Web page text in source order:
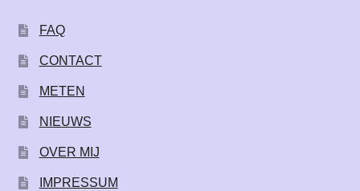
FAQ
CONTACT
METEN
NIEUWS
OVER MIJ
IMPRESSUM